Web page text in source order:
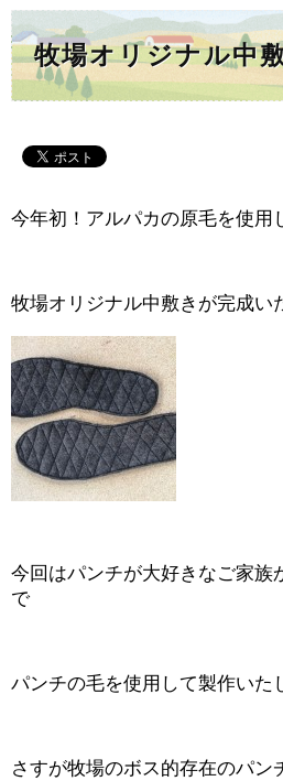
牧場オリジナル中
今年初！アルパカの原毛を使用
牧場オリジナル中敷きが完成い
今回はパンチが大好きなご家族
で
パンチの毛を使用して製作い
さすが牧場のボス的存在のパン